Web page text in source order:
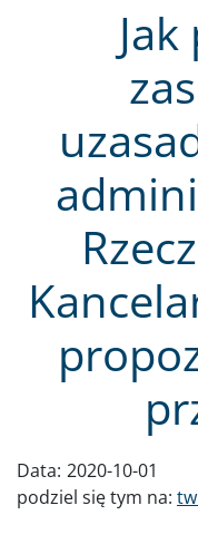
Data: 2020-10-01
podziel się tym na: